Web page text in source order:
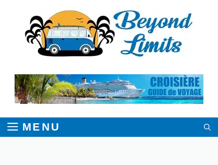
contenu
MENU